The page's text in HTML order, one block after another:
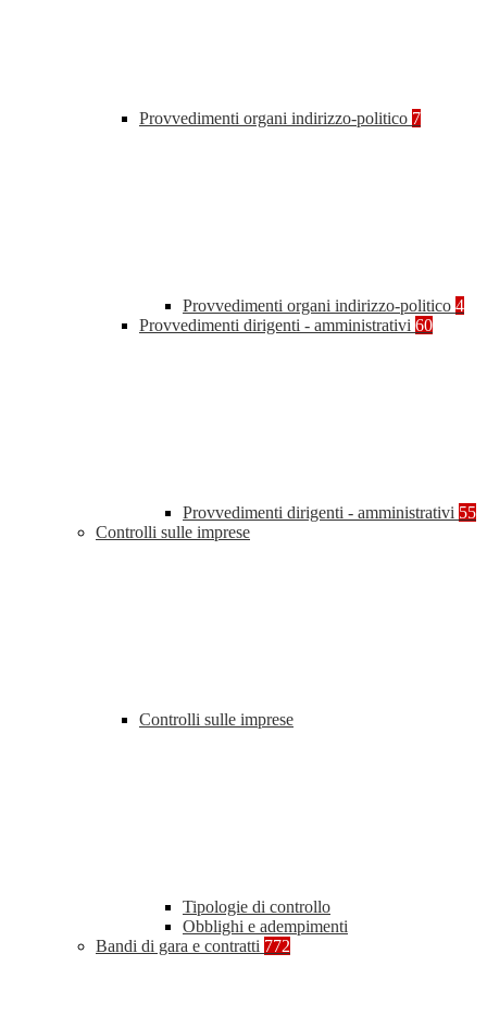
Provvedimenti organi indirizzo-politico 7
Provvedimenti organi indirizzo-politico 4
Provvedimenti dirigenti - amministrativi 60
Provvedimenti dirigenti - amministrativi 55
Controlli sulle imprese
Controlli sulle imprese
Tipologie di controllo
Obblighi e adempimenti
Bandi di gara e contratti 772